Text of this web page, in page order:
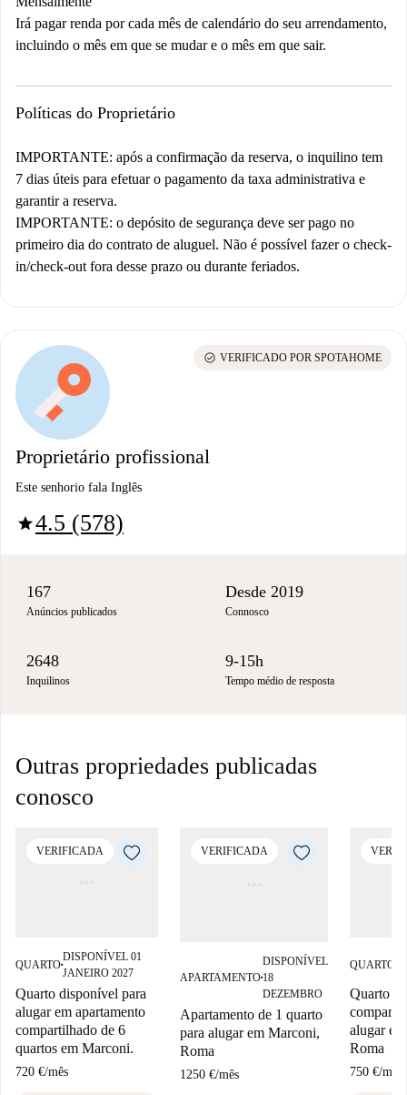
Irá pagar renda por cada mês de calendário do seu arrendamento,
incluindo o mês em que se mudar e o mês em que sair.
Políticas do Proprietário
IMPORTANTE: após a confirmação da reserva, o inquilino tem
7 dias úteis para efetuar o pagamento da taxa administrativa e
garantir a reserva.
IMPORTANTE: o depósito de segurança deve ser pago no
primeiro dia do contrato de aluguel. Não é possível fazer o check-
in/check-out fora desse prazo ou durante feriados.
Proprietário profissional
Este senhorio fala Inglês
star4.5 (578)
check_circle VERIFICADO POR SPOTAHOME
167
Anúncios publicados
Desde 2019
Connosco
2648
Inquilinos
9-15h
Tempo médio de resposta
Outras propriedades publicadas
conosco
VERIFICADA
QUARTO■
DISPONÍVEL 01
JANEIRO 2027
Quarto disponível para
alugar em apartamento
compartilhado de 6
quartos em Marconi.
720 €/mês
VERIFICADA
APARTAMENTO■
DISPONÍVEL
18
DEZEMBRO
Apartamento de 1 quarto
para alugar em Marconi,
Roma
1250 €/mês
QUARTO
Quarto
alugar
Roma
750 €/mês